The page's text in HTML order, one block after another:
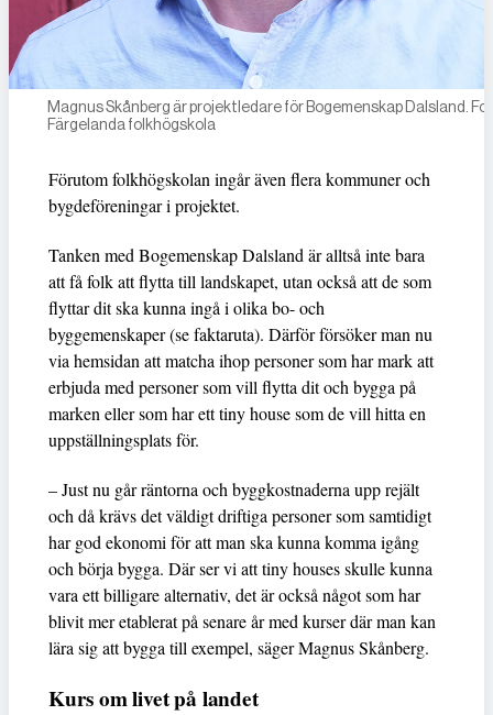
Magnus Skånberg är projektledare för Bogemenskap Dalsland.
Färgelanda folkhögskola
Förutom folkhögskolan ingår även flera kommuner och
bygdeföreningar i projektet.
Tanken med Bogemenskap Dalsland är alltså inte bara
att få folk att flytta till landskapet, utan också att de som
flyttar dit ska kunna ingå i olika bo- och
byggemenskaper (se faktaruta). Därför försöker man nu
via hemsidan att matcha ihop personer som har mark att
erbjuda med personer som vill flytta dit och bygga på
marken eller som har ett tiny house som de vill hitta en
uppställningsplats för.
– Just nu går räntorna och byggkostnaderna upp rejält
och då krävs det väldigt driftiga personer som samtidigt
har god ekonomi för att man ska kunna komma igång
och börja bygga. Där ser vi att tiny houses skulle kunna
vara ett billigare alternativ, det är också något som har
blivit mer etablerat på senare år med kurser där man kan
lära sig att bygga till exempel, säger Magnus Skånberg.
Kurs om livet på landet